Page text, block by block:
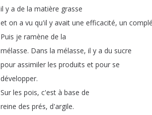
il y a de la matière grasse
et on a vu qu'il y avait une efficacité, un
Puis je ramène de la
mélasse. Dans la mélasse, il y a du sucre
pour assimiler les produits et pour se
développer.
Sur les pois, c'est à base de
reine des prés, d'argile.